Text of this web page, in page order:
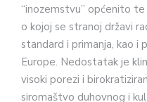
“inozemstvu” općenito
o kojoj se stranoj državi
standard i primanja, kao i
Europe. Nedostatak je
visoki porezi i
siromaštvo duhovnog i